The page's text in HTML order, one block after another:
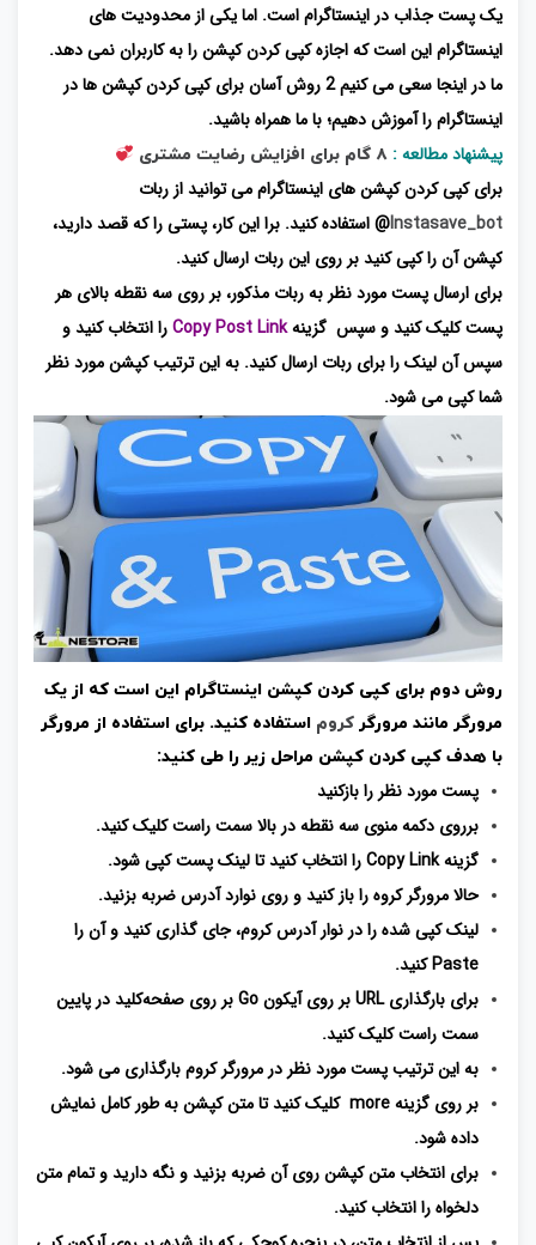
یک پست جذاب در اینستاگرام است. اما یکی از محدودیت های
اینستاگرام این است که اجازه کپی کردن کپشن را به کاربران نمی دهد.
ما در اینجا سعی می کنیم 2 روش آسان برای کپی کردن کپشن ها در
اینستاگرام را آموزش دهیم؛ با ما همراه باشید.
پیشنهاد مطالعه : ۸ گام برای افزایش رضایت مشتری
برای کپی کردن کپشن های اینستاگرام می توانید از ربات
Instasave_bot
@استفاده کنید. برا این کار، پستی را که قصد دارید،
کپشن آن را کپی کنید بر روی این ربات ارسال کنید.
برای ارسال پست مورد نظر به ربات مذکور، بر روی سه نقطه بالای هر
پست کلیک کنید و سپس گزینهCopy Post Linkرا انتخاب کنید و
سپس آن لینک را برای ربات ارسال کنید. به این ترتیب کپشن مورد نظر
شما کپی می شود.
روش دوم برای کپی کردن کپشن اینستاگرام این است که از یک
مرورگر مانند مرورگر کروم استفاده کنید. برای استفاده از مرورگر
با هدف کپی کردن کپشن مراحل زیر را طی کنید:
پست مورد نظر را بازکنید
برروی دکمه منوی سه نقطه در بالا سمت راست کلیک کنید.
گزینه Copy Link را انتخاب کنید تا لینک پست کپی شود.
حالا مرورگر کروه را باز کنید و روی نوارد آدرس ضربه بزنید.
لینک کپی شده را در نوار آدرس کروم، جای گذاری کنید و آن را
Paste کنید.
برای بارگذاری URL بر روی آیکون Go بر روی صفحه‌کلید در پایین
سمت راست کلیک کنید.
به این ترتیب پست مورد نظر در مرورگر کروم بارگذاری می شود.
بر روی گزینه more کلیک کنید تا متن کپشن به طور کامل نمایش
داده شود.
برای انتخاب متن کپشن روی آن ضربه بزنید و نگه دارید و تمام متن
دلخواه را انتخاب کنید.